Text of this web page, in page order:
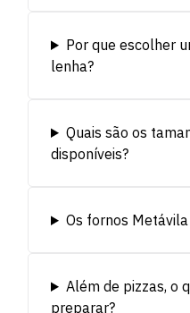
Por que escolher
lenha?
Quais são os
disponíveis?
Os fornos
Além de pizzas, o
preparar?